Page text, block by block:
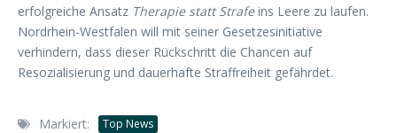
erfolgreiche Ansatz Therapie statt Strafeins Leere zu laufen.
Nordrhein-Westfalen will mit seiner Gesetzesinitiative
verhindern, dass dieser Rückschritt die Chancen auf
Resozialisierung und dauerhafte Straffreiheit gefährdet.
Markiert: Top News